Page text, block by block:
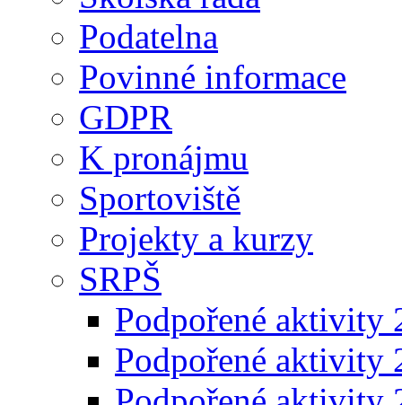
Podatelna
Povinné informace
GDPR
K pronájmu
Sportoviště
Projekty a kurzy
SRPŠ
Podpořené aktivity
Podpořené aktivity